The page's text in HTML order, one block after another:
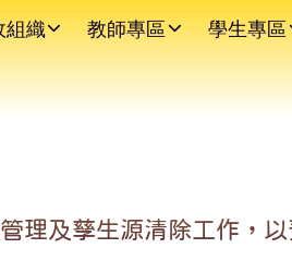
組織 教師專區 學生專區
理及孳生源清除工作，